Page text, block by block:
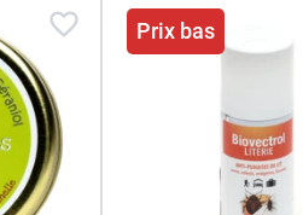
Prix bas